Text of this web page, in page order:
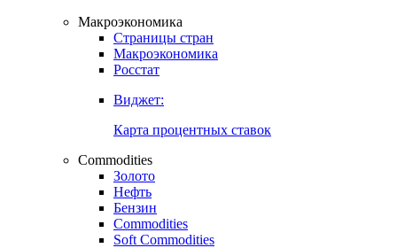
Макроэкономика
Страницы стран
Макроэкономика
Росстат
Виджет:
Карта процентных ставок
Commodities
Золото
Нефть
Бензин
Commodities
Soft Commodities